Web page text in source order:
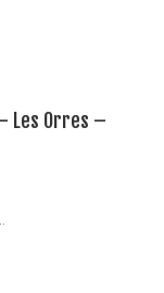
Les Orres –